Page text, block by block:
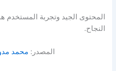
المحتوى الجيد وتجربة المستخدم
النجاح.
المصدر: محمد